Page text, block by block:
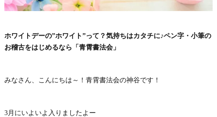
ホワイトデーの”ホワイト”って？気持ちはカタチに♪ペン字・小筆の
お稽古をはじめるなら「青霄書法会」
みなさん、こんにちは～！青霄書法会の神谷です！
3月にいよいよ入りましたよー